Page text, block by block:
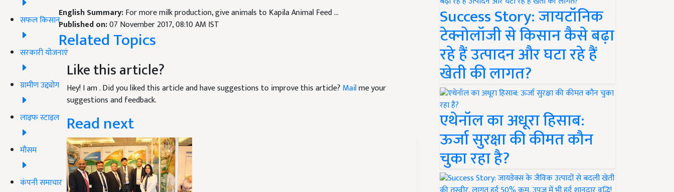
सफल किसान
सरकारी योजनाएं
ग्रामीण उद्द्योग
लाइफ स्टाइल
मौसम
कंपनी समाचार
English Summary:For more milk production, give animals to Kapila Animal Feed ...
Published on:07 November 2017, 08:10 AM IST
Related Topics
Like this article?
Hey! I am. Did you liked this article and have suggestions to improve this article? Mailme your
suggestions and feedback.
Read next
Success Story: जायटॉनिक
टेक्नोलॉजी से किसान कैसे बढ़ा
रहे हैं उत्पादन और घटा रहे हैं
खेती की लागत?
एथेनॉल का अधूरा हिसाब:
ऊर्जा सुरक्षा की कीमत कौन
चुका रहा है?